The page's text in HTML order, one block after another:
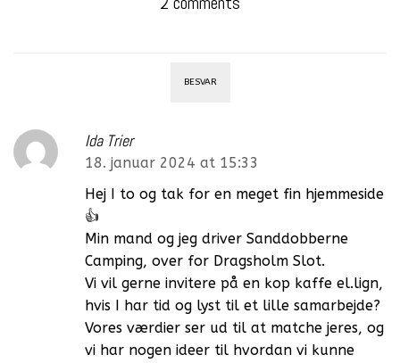
BESVAR
Ida Trier
18. januar 2024 at 15:33
Hej I to og tak for en meget fin hjemmeside
👍
Min mand og jeg driver Sanddobberne
Camping, over for Dragsholm Slot.
Vi vil gerne invitere på en kop kaffe el.lign,
hvis I har tid og lyst til et lille samarbejde?
Vores værdier ser ud til at matche jeres, og
vi har nogen ideer til hvordan vi kunne